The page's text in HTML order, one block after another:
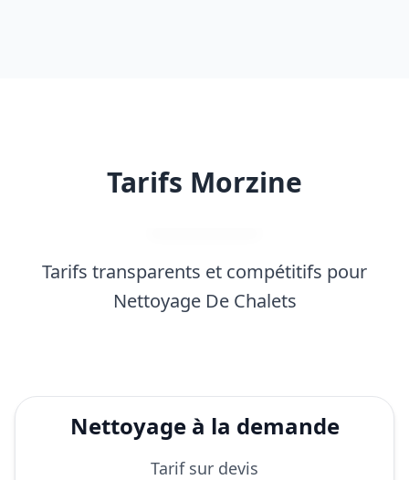
Tarifs Morzine
Tarifs transparents et compétitifs pour
Nettoyage De Chalets
Nettoyage à la demande
Tarif sur devis